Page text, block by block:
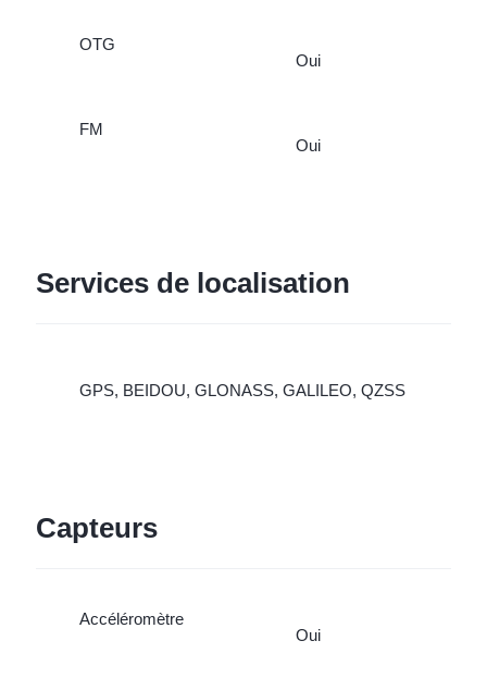
OTG
Oui
FM
Oui
Services de localisation
GPS, BEIDOU, GLONASS, GALILEO, QZSS
Capteurs
Accéléromètre
Oui